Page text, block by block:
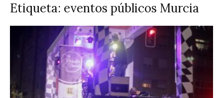
Etiqueta: eventos públicos Murcia